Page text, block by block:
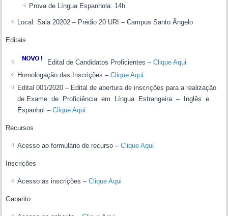
Prova de Língua Espanhola: 14h
Local: Sala 20202 – Prédio 20 URI – Campus Santo Ângelo
Editais
Edital de Candidatos Proficientes –Clique Aqui
Homologação das Inscrições –Clique Aqui
Edital 001/2020 – Edital de abertura de inscrições para a realização
de Exame de Proficiência em Língua Estrangeira – Inglês e
Espanhol –Clique Aqui
Recursos
Acesso ao formulário de recurso –Clique Aqui
Inscrições
Acesso as inscrições –Clique Aqui
Gabarito